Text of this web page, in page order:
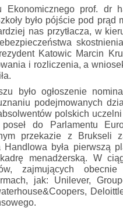
Ekonomicznego prof. dr
było pójście pod prąd
nas przytłacza, w
Katowic Marcin
i rozliczenia, a
było ogłoszenie
podejmowanych
polskich
do Parlamentu
przekazie z Brukseli
Handlowa była pierwszą
menadżerską. W
zajmujących obecnie
jak: Unilever,